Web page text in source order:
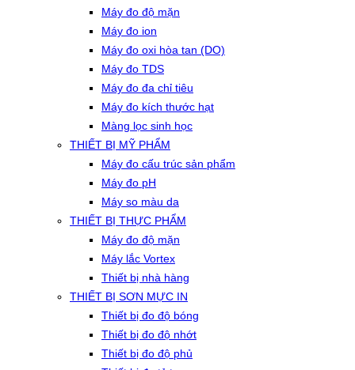
Máy đo độ mặn
Máy đo ion
Máy đo oxi hòa tan (DO)
Máy đo TDS
Máy đo đa chỉ tiêu
Máy đo kích thước hạt
Màng lọc sinh học
THIẾT BỊ MỸ PHẨM
Máy đo cấu trúc sản phẩm
Máy đo pH
Máy so màu da
THIẾT BỊ THỰC PHẨM
Máy đo độ mặn
Máy lắc Vortex
Thiết bị nhà hàng
THIẾT BỊ SƠN MỰC IN
Thiết bị đo độ bóng
Thiết bị đo độ nhớt
Thiết bị đo độ phủ